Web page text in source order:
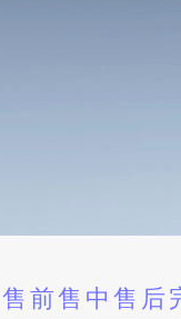
售前售中售后